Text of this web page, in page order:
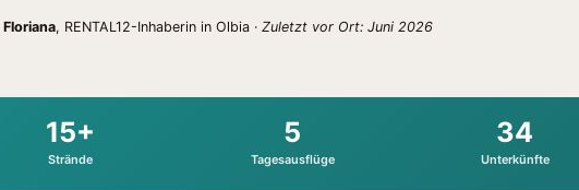
, RENTAL12-Inhaberin in Olbia · Zuletzt vor Ort: Juni 2026
15+
Strände
5
Tagesausflüge
34
Unterkünfte